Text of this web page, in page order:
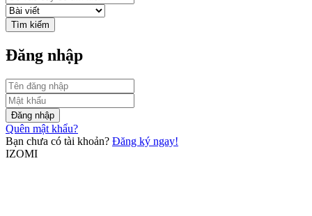
Tìm kiếm
Đăng nhập
Đăng nhập
Quên mật khẩu?
Bạn chưa có tài khoản? Đăng ký ngay!
IZOMI